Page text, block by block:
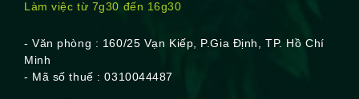
Làm việc từ 7g30 đến 16g30
- Văn phòng : 160/25 Vạn Kiếp, P.Gia Định, TP. Hồ Chí
Minh
- Mã số thuế : 0310044487